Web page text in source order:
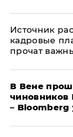
​Источник
кадровые
прочат
В Вене
чиновников
– Bloomberg